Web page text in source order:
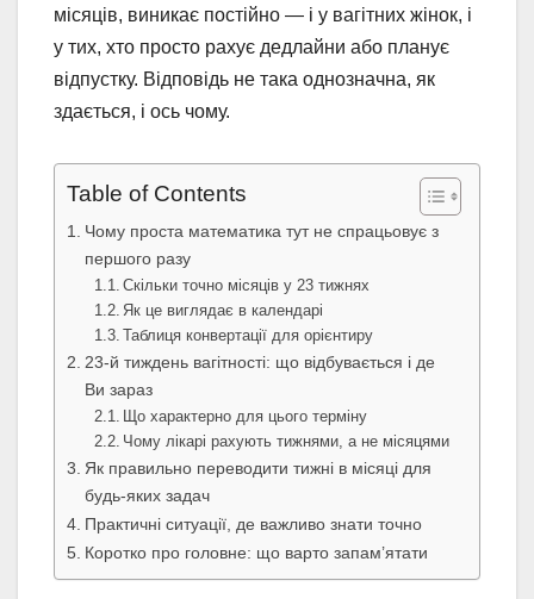
місяців, виникає постійно — і у вагітних жінок, і
у тих, хто просто рахує дедлайни або планує
відпустку. Відповідь не така однозначна, як
здається, і ось чому.
Table of Contents
Чому проста математика тут не спрацьовує з
першого разу
Скільки точно місяців у 23 тижнях
Як це виглядає в календарі
Таблиця конвертації для орієнтиру
23-й тиждень вагітності: що відбувається і де
Ви зараз
Що характерно для цього терміну
Чому лікарі рахують тижнями, а не місяцями
Як правильно переводити тижні в місяці для
будь-яких задач
Практичні ситуації, де важливо знати точно
Коротко про головне: що варто запам’ятати